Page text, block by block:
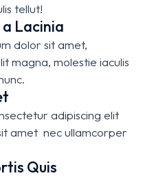
tellut!
a Lacinia
dolor sit amet,
magna, molestie iaculis
adipiscing elit
amet nec ullamcorper
Quis